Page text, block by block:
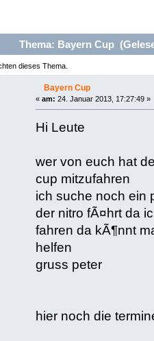
Thema: Bayern Cup
dieses Thema.
Bayern Cup
« am: 24. Januar 2013, 17:27:49 »
Hi Leute
wer von euch hat
cup mitzufahren
ich suche noch ein
der nitro fÃ¤hrt da
fahren da kÃ¶nnt
helfen
gruss peter
hier noch die